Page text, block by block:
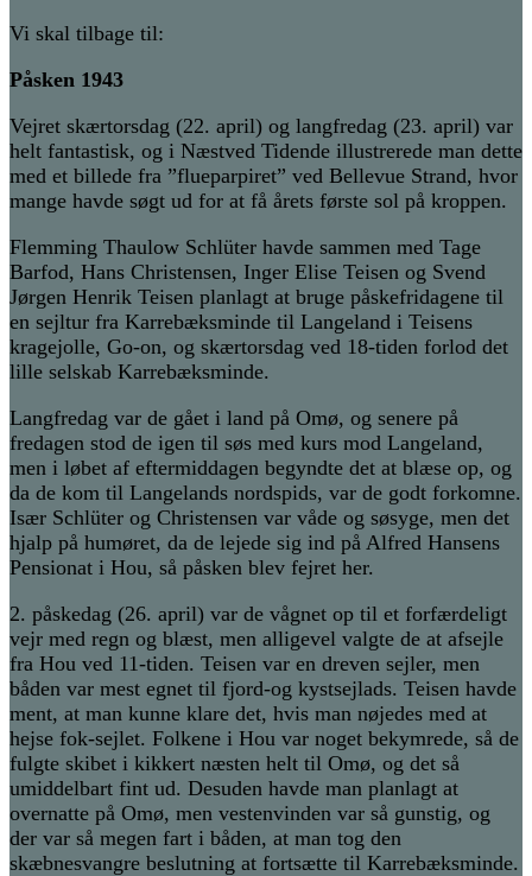
Vi skal tilbage til:
Påsken 1943
Vejret skærtorsdag (22. april) og langfredag (23. april) var
helt fantastisk, og i Næstved Tidende illustrerede man dette
med et billede fra ”flueparpiret” ved Bellevue Strand, hvor
mange havde søgt ud for at få årets første sol på kroppen.
Flemming Thaulow Schlüter havde sammen med Tage
Barfod, Hans Christensen, Inger Elise Teisen og Svend
Jørgen Henrik Teisen planlagt at bruge påskefridagene til
en sejltur fra Karrebæksminde til Langeland i Teisens
kragejolle, Go-on, og skærtorsdag ved 18-tiden forlod det
lille selskab Karrebæksminde.
Langfredag var de gået i land på Omø, og senere på
fredagen stod de igen til søs med kurs mod Langeland,
men i løbet af eftermiddagen begyndte det at blæse op, og
da de kom til Langelands nordspids, var de godt forkomne.
Især Schlüter og Christensen var våde og søsyge, men det
hjalp på humøret, da de lejede sig ind på Alfred Hansens
Pensionat i Hou, så påsken blev fejret her.
2. påskedag (26. april) var de vågnet op til et forfærdeligt
vejr med regn og blæst, men alligevel valgte de at afsejle
fra Hou ved 11-tiden. Teisen var en dreven sejler, men
båden var mest egnet til fjord-og kystsejlads. Teisen havde
ment, at man kunne klare det, hvis man nøjedes med at
hejse fok-sejlet. Folkene i Hou var noget bekymrede, så de
fulgte skibet i kikkert næsten helt til Omø, og det så
umiddelbart fint ud. Desuden havde man planlagt at
overnatte på Omø, men vestenvinden var så gunstig, og
der var så megen fart i båden, at man tog den
skæbnesvangre beslutning at fortsætte til Karrebæksminde.